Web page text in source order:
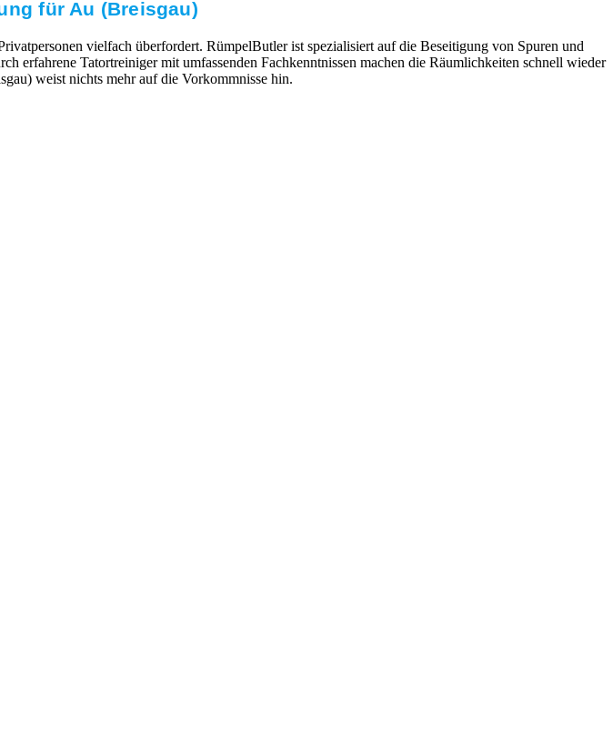
für Au (Breisgau)
vielfach überfordert. RümpelButler ist spezialisiert auf die Beseitigung von Spuren und
erfahrene Tatortreiniger mit umfassenden Fachkenntnissen machen die Räumlichkeiten schnell wieder
weist nichts mehr auf die Vorkommnisse hin.